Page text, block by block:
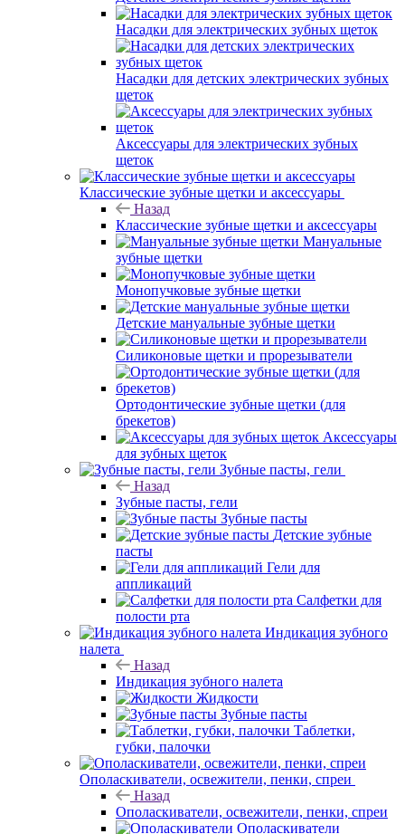
Насадки для электрических зубных щеток
Насадки для детских электрических зубных
щеток
Аксессуары для электрических зубных
щеток
Классические зубные щетки и аксессуары
Назад
Классические зубные щетки и аксессуары
Мануальные
зубные щетки
Монопучковые зубные щетки
Детские мануальные зубные щетки
Силиконовые щетки и прорезыватели
Ортодонтические зубные щетки (для
брекетов)
Аксессуары
для зубных щеток
Зубные пасты, гели
Назад
Зубные пасты, гели
Зубные пасты
Детские зубные
пасты
Гели для
аппликаций
Салфетки для
полости рта
Индикация зубного
налета
Назад
Индикация зубного налета
Жидкости
Зубные пасты
Таблетки,
губки, палочки
Ополаскиватели, освежители, пенки, спреи
Назад
Ополаскиватели, освежители, пенки, спреи
Ополаскиватели